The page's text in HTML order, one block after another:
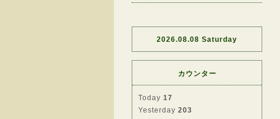
2026.08.08 Saturday
カウンター
Today 17
Yesterday 203